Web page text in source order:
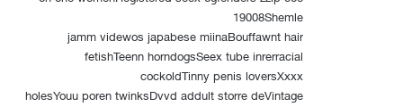
19008Shemle
jamm videwos japabese miinaBouffawnt hair
fetishTeenn horndogsSeex tube inrerracial
cockoldTinny penis loversXxxx
holesYouu poren twinksDvvd addult storre deVintage